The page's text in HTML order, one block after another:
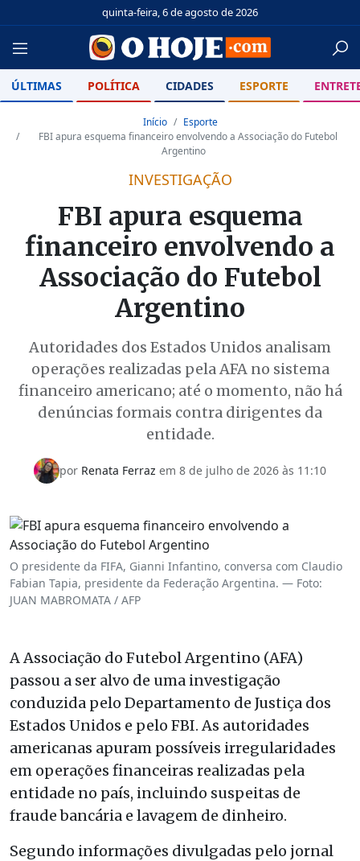
quinta-feira, 6 de agosto de 2026
ÚLTIMAS POLÍTICA CIDADES ESPORTE
Início
Esporte
FBI apura esquema financeiro envolvendo a Associação do Futebol
Argentino
INVESTIGAÇÃO
FBI apura esquema
financeiro envolvendo a
Associação do Futebol
Argentino
Autoridades dos Estados Unidos analisam
operações realizadas pela AFA no sistema
financeiro americano; até o momento, não há
denúncias formais contra dirigentes da
entidade.
por Renata Ferraz em 8 de julho de 2026 às 11:10
O presidente da FIFA, Gianni Infantino, conversa com Claudio
Fabian Tapia, presidente da Federação Argentina. — Foto:
JUAN MABROMATA / AFP
A Associação do Futebol Argentino (AFA)
passou a ser alvo de uma investigação
conduzida pelo Departamento de Justiça dos
Estados Unidos e pelo FBI. As autoridades
americanas apuram possíveis irregularidades
em operações financeiras realizadas pela
entidade no país, incluindo suspeitas de
fraude bancária e lavagem de dinheiro.
Segundo informações divulgadas pelo jornal